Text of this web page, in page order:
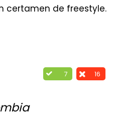
certamen de freestyle.
7 16